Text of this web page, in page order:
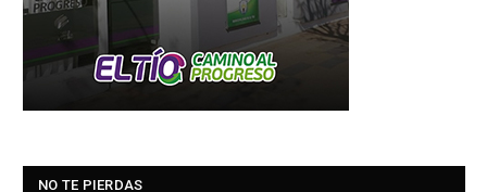
NO TE PIERDAS